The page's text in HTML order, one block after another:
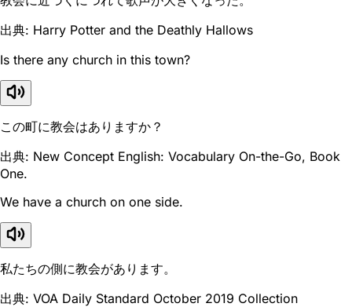
出典: Harry Potter and the Deathly Hallows
Is there any church in this town?
この町に教会はありますか？
出典: New Concept English: Vocabulary On-the-Go, Book
One.
We have a church on one side.
私たちの側に教会があります。
出典: VOA Daily Standard October 2019 Collection